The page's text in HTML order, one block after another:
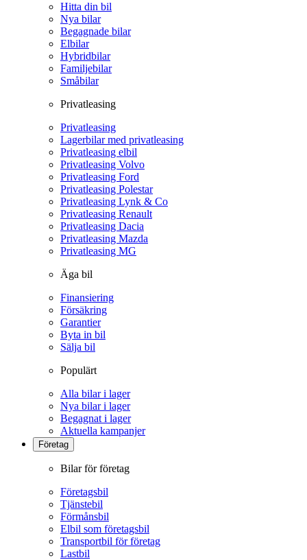
Hitta din bil
Nya bilar
Begagnade bilar
Elbilar
Hybridbilar
Familjebilar
Småbilar
Privatleasing
Privatleasing
Lagerbilar med privatleasing
Privatleasing elbil
Privatleasing Volvo
Privatleasing Ford
Privatleasing Polestar
Privatleasing Lynk & Co
Privatleasing Renault
Privatleasing Dacia
Privatleasing Mazda
Privatleasing MG
Äga bil
Finansiering
Försäkring
Garantier
Byta in bil
Sälja bil
Populärt
Alla bilar i lager
Nya bilar i lager
Begagnat i lager
Aktuella kampanjer
Företag
Bilar för företag
Företagsbil
Tjänstebil
Förmånsbil
Elbil som företagsbil
Transportbil för företag
Lastbil